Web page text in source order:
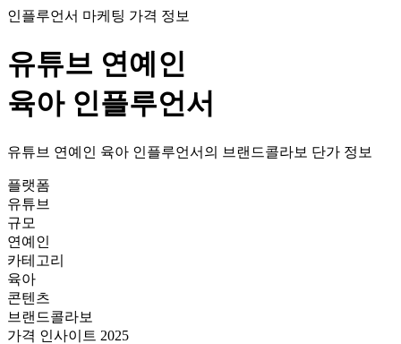
인플루언서 마케팅 가격 정보
유튜브 연예인
육아 인플루언서
유튜브 연예인 육아 인플루언서의 브랜드콜라보 단가 정보
플랫폼
유튜브
규모
연예인
카테고리
육아
콘텐츠
브랜드콜라보
가격 인사이트 2025